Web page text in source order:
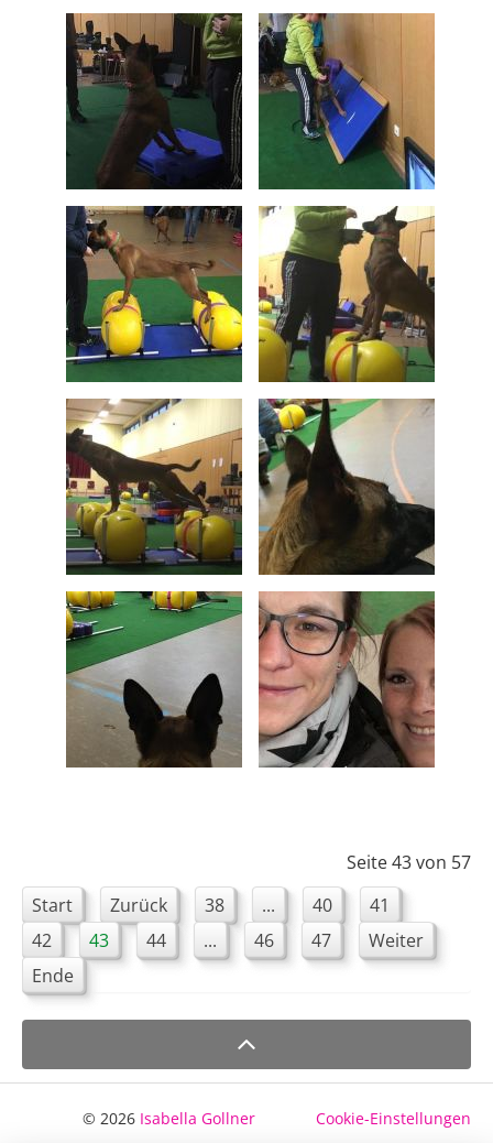
Seite 43 von 57
Start
Zurück 38 ... 40
41
42
43 44 ... 46 47
Weiter
Ende
© 2026 Isabella Gollner Cookie-Einstellungen